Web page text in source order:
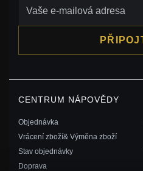
CENTRUM NÁPOVĚDY
Objednávka
Vrácení zboží& Výměna zboží
Stav objednávky
Doprava